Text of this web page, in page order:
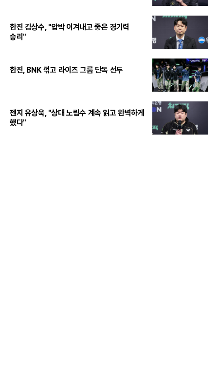
한진 김상수, "압박 이겨내고 좋은 경기력
승리"
한진, BNK 꺾고 라이즈 그룹 단독 선두
젠지 유상욱, "상대 노림수 계속 읽고 완벽하게
했다"